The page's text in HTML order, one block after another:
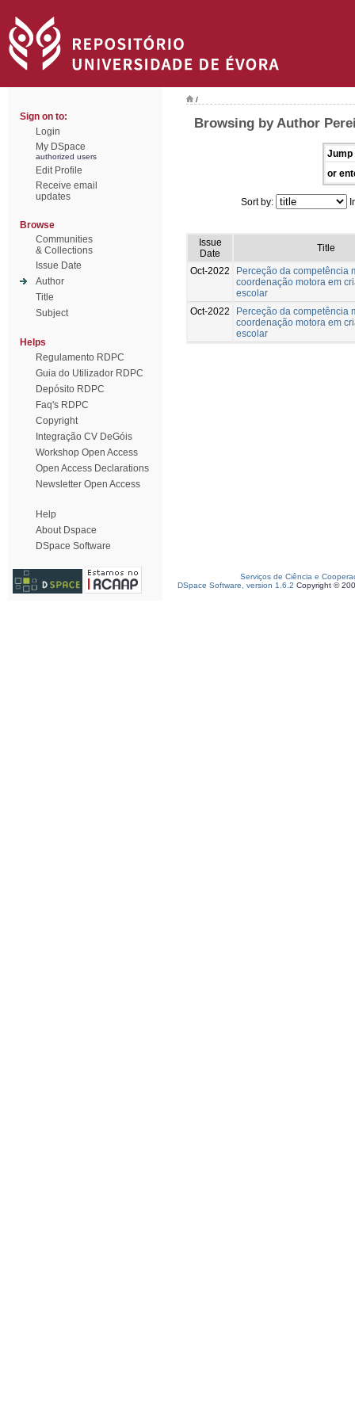
Sign on to:
Login
My DSpace
authorized users
Edit Profile
Receive email
updates
Browse
Communities
& Collections
Issue Date
Author
Title
Subject
Helps
Regulamento RDPC
Guia do Utilizador RDPC
Depósito RDPC
Faq's RDPC
Copyright
Integração CV DeGóis
Workshop Open Access
Open Access Declarations
Newsletter Open Access
Help
About Dspace
DSpace Software
/
Browsing by Author
Jump
or
Sort by:
Issue
Date
Title
Oct-2022
Perceção da competência
coordenação motora em
escolar
Oct-2022
Perceção da competência
coordenação motora em
escolar
Serviços de Ciência e
DSpace Software, version 1.6.2 Copyright ©